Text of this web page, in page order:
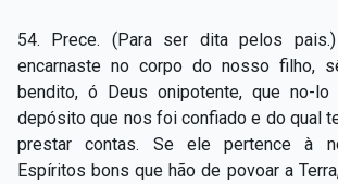
54. Prece. (Para ser dita pelos
encarnaste no corpo do nosso filho,
bendito, ó Deus onipotente, que no-lo
depósito que nos foi confiado e do qual
prestar contas. Se ele pertence à
Espíritos bons que hão de povoar a